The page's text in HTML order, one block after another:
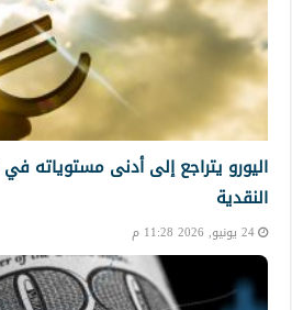
اليورو يتراجع إلى أدنى مستوياته
النقدية
24 يونيو, 2026 11:28 م